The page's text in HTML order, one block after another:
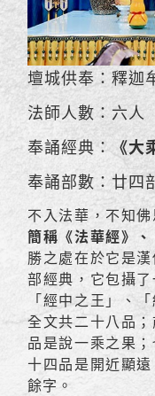
壇城供奉：釋迦
法師人數：六人
奉誦經典： 《大
奉誦部數：廿四
不入法華，不知佛
簡稱《法華經》、
勝之處在於它是
部經典，它包攝
「經中之王」、
全文共二十八品
品是說一乘之果
十四品是開近顯
餘字。